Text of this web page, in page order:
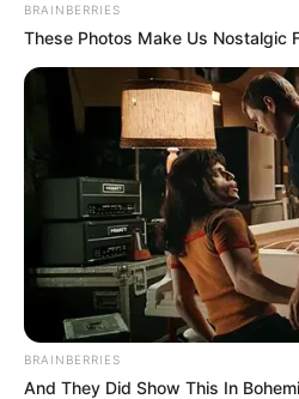
Ennepe-Ruhr-Kreis +
Bochum + Herne -Kreis
Unna + Dortmund-
Hochsauerlandkreis - Kreis
- Oberbergischer
Kreis
Ausflugs- oder Freizeittipp
Kreis und Hagen eintragen:
Name oder Pseudonym *:
BRAINBERRIES
These Photos Make Us Nostalgic
BRAINBERRIES
And They Did Show This In